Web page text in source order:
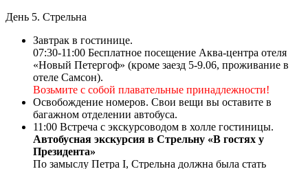
День 5. Стрельна
Завтрак в гостинице.
07:30-11:00 Бесплатное посещение Аква-центра отеля
«Новый Петергоф» (кроме заезд 5-9.06, проживание в
отеле Самсон).
Возьмите с собой плавательные принадлежности!
Освобождение номеров. Свои вещи вы оставите в
багажном отделении автобуса.
11:00 Встреча с экскурсоводом в холле гостиницы.
Автобусная экскурсия в Стрельну «В гостях у
Президента»
По замыслу Петра I, Стрельна должна была стать